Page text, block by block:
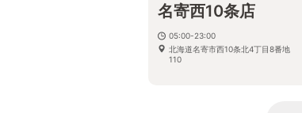
名寄西10条店
05:00-23:00
北海道名寄市西10条北4丁目8番地
110